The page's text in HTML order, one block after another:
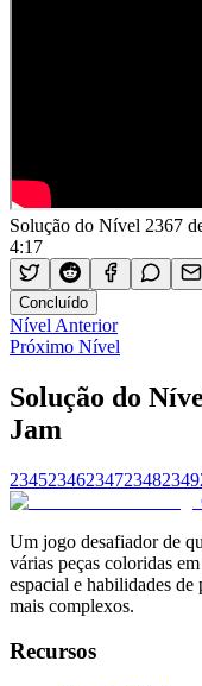
Solução do Nível 2367
4:17
Concluído
Nível Anterior
Próximo Nível
Solução do
Jam
23452346234723482349
Um jogo desafiador de
várias peças coloridas
espacial e habilidades de
mais complexos.
Recursos